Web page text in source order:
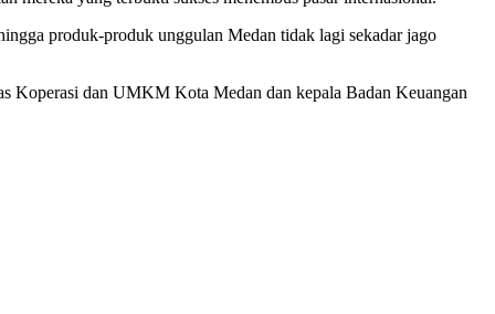
produk-produk unggulan Medan tidak lagi sekadar jago
Koperasi dan UMKM Kota Medan dan kepala Badan Keuangan